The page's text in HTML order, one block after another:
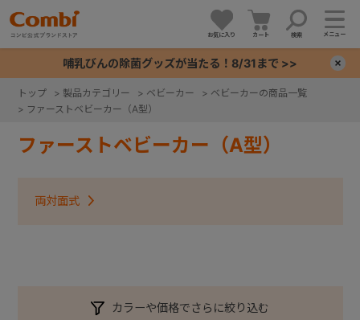
お気に入り カート 検索 メニュー
哺乳びんの除菌グッズが当たる！8/31まで >>
トップ > 製品カテゴリー > ベビーカー > ベビーカーの商品一覧
> ファーストベビーカー（A型）
ファーストベビーカー（A型）
両対面式
カラーや価格でさらに絞り込む